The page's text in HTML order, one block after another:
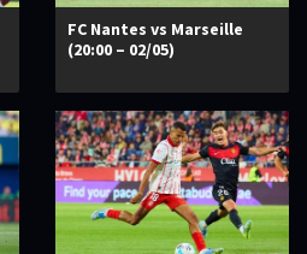
FC Nantes vs Marseille
(20:00 – 02/05)